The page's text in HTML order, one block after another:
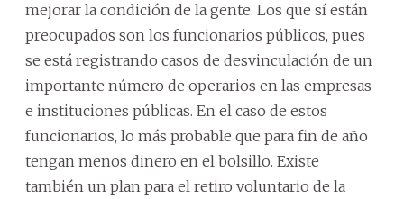
mejorar la condición de la gente. Los que sí están
preocupados son los funcionarios públicos, pues
se está registrando casos de desvinculación de un
importante número de operarios en las empresas
e instituciones públicas. En el caso de estos
funcionarios, lo más probable que para fin de año
tengan menos dinero en el bolsillo. Existe
también un plan para el retiro voluntario de la